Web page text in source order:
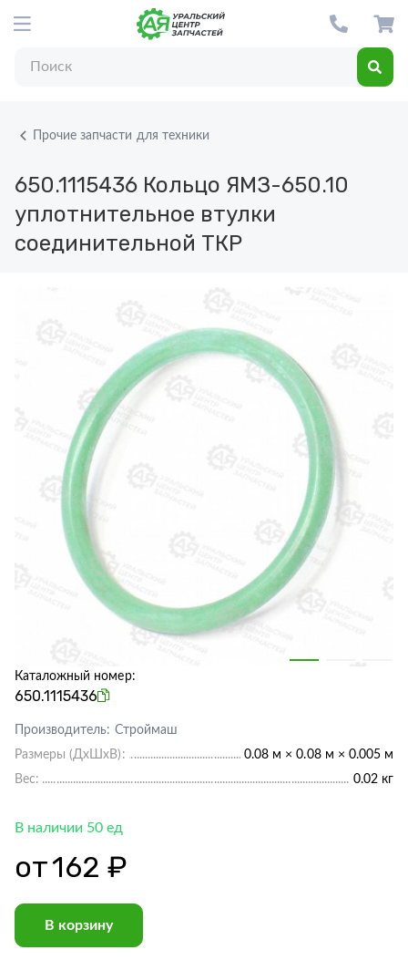
Прочие запчасти для техники
650.1115436 Кольцо ЯМЗ-650.10
уплотнительное втулки
соединительной ТКР
Каталожный номер:
650.1115436
Производитель: Строймаш
Размеры (ДхШхВ):
0.08 м × 0.08 м × 0.005 м
Вес:
0.02 кг
В наличии 50 ед
от162 ₽
В корзину